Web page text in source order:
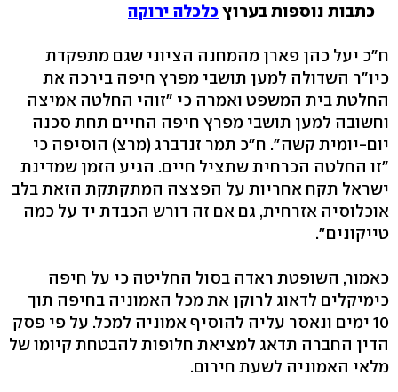
כתבות נוספות בערוץכלכלה ירוקה
ח"כ יעל כהן פארן מהמחנה הציוני שגם מתפקדת
כיו"ר השדולה למען תושבי מפרץ חיפה בירכה את
החלטת בית המשפט ואמרה כי "זוהי החלטה אמיצה
וחשובה למען תושבי מפרץ חיפה החיים תחת סכנה
יום-יומית קשה". ח"כ תמר זנדברג (מרצ) הוסיפה כי
"זו החלטה הכרחית שתציל חיים. הגיע הזמן שמדינת
ישראל תקח אחריות על הפצצה המתקתקת הזאת בלב
אוכלוסיה אזרחית, גם אם זה דורש הכבדת יד על כמה
טייקונים".
כאמור, השופטת ראדה בסול החליטה כי על חיפה
כימיקלים לדאוג לרוקן את מכל האמוניה בחיפה תוך
10 ימים ונאסר עליה להוסיף אמוניה למכל. על פי פסק
הדין החברה תדאג למציאת חלופות להבטחת קיומו של
מלאי האמוניה לשעת חירום.